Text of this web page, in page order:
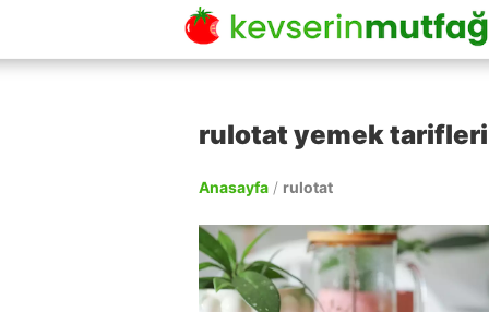
rulotat yemek tarifleri
Anasayfa / rulotat